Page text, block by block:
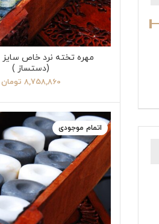
(دستساز )
8,758,860 تومان
اتمام موجودی